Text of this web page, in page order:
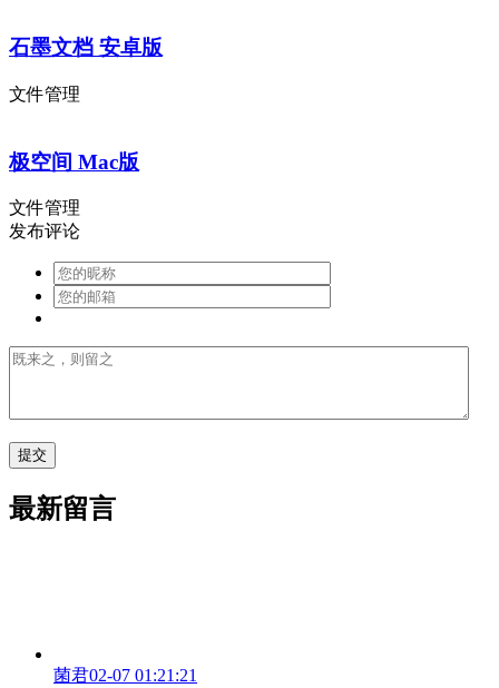
石墨文档 安卓版
文件管理
极空间 Mac版
文件管理
发布评论
最新留言
菌君02-07 01:21:21